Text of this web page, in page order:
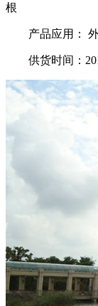
根
产品应用： 外
供货时间：